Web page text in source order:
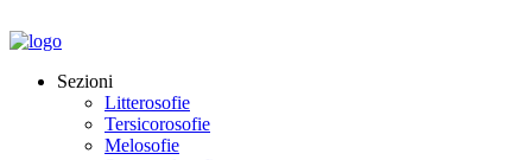
Sezioni
Litterosofie
Tersicorosofie
Melosofie